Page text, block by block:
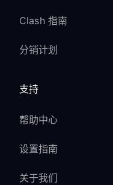
Clash 指南
分销计划
支持
帮助中心
设置指南
关于我们